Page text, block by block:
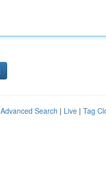
Advanced Search | Live | Tag